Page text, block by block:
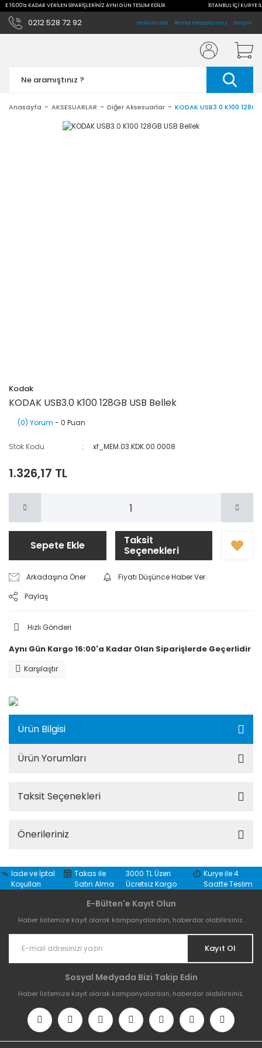
16:00'a KADAR VERİLEN SİPARİŞLERİNİZ AYNI GÜN TESLİM EDİLİR. İSTANBUL İÇİ KURYE
0212 528 72 92 Hakkımızda Banka Hesaplarımız İletişim
Anasayfa AKSESUARLAR Diğer Aksesuarlar KODAK USB3.0 K100
Kodak
KODAK USB3.0 K100 128GB USB Bellek
(0) Yorum - 0 Puan
Stok Kodu xf_MEM.03.KDK.00.0008
1.326,17 TL
Sepete Ekle Taksit
Seçenekleri
Arkadaşına Öner
Fiyatı Düşünce Haber Ver
Paylaş
Hızlı Gönderi
Aynı Gün Kargo 16:00'a Kadar Olan Siparişlerde Geçerlidir
Karşılaştır
Ürün Bilgisi
Ürün Yorumları
Taksit Seçenekleri
Önerileriniz
İade ve İptal
Koşulları
Takas ile
Satın Alma
3000 TL Üzeri
Ücretsiz Kargo
Kurye ile 4
Saatte Teslim
E-Bülten'e Kayıt Olun
Haber listemize kayıt olarak kampanyalardan, haberdar olabilirsiniz.
Kayıt Ol
Sosyal Medyada Bizi Takip Edin
Haber listemize kayıt olarak kampanyalardan, haberdar olabilirsiniz.